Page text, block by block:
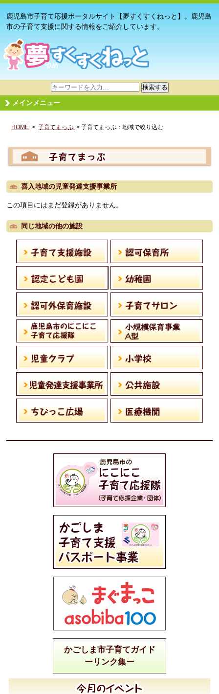
鹿児島市子育て応援ポータルサイト【夢すくすくねっと】。鹿児島
市の子育て支援に関する情報をご紹介しています。
サ
イ
ト
検
検索する
メインメニュー
HOME >子育てまっぷ > 子育てまっぷ：地域で絞り込む
喜入地域の児童発達支援事業所
この項目にはまだ登録がありません。
同じ地域の他の施設
かごしま市子育てガイド
ーリンク集ー